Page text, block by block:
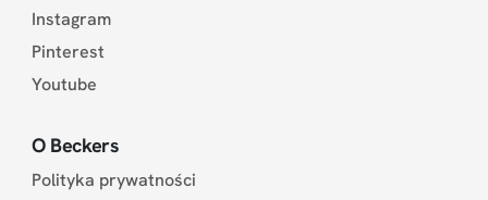
Instagram
Pinterest
Youtube
O Beckers
Polityka prywatności